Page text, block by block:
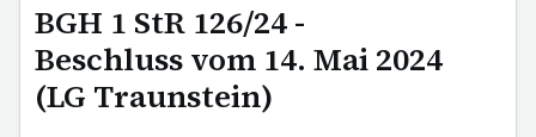
BGH 1 StR 126/24 -
Beschluss vom 14. Mai 2024
(LG Traunstein)